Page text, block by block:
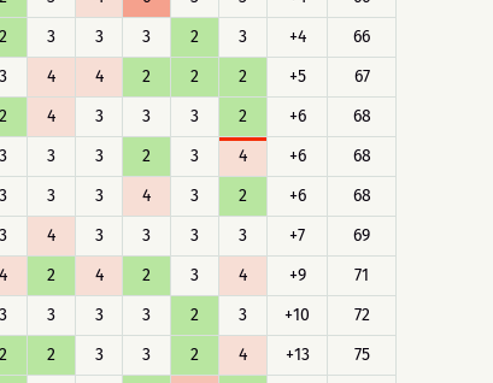
2 3 3 3 2 3 +4
66
3 4 4 2 2 2 +5
67
2 4 3 3 3 2 +6
68
3 3 3 2 3 4 +6
68
3 3 3 4 3 2 +6
68
3 4 3 3 3 3 +7
69
4 2 4 2 3 4 +9
71
3 3 3 3 2 3 +10
72
2 2 3 3 2 4 +13
75